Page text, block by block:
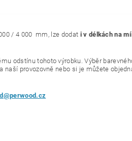
/ 4 000 mm, lze dodat i v délkách na
odstínu tohoto výrobku. Výběr
naší provozovně nebo si je můžete